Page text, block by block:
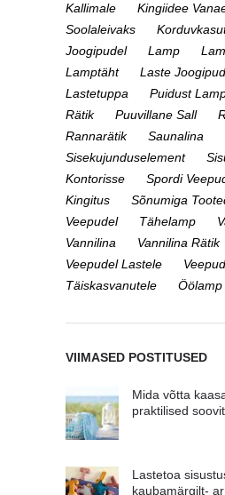
Kallimale
Kingiidee
Soolaleivaks
Joogipudel
Lamp
Lamptäht
Laste
Lastetuppa
Puidust
Rätik
Puuvillane Sall
Rannarätik
Saunalina
Sisekujunduselement
Kontorisse
Spordi
Kingitus
Sõnumiga
Veepudel
Tähelamp
Vannilina
Vannilina Rätik
Veepudel Lastele
Täiskasvanutele
Öölamp
VIIMASED POSTITUSED
Mida võtta
praktilised
Lastetoa
kaubamärgilt-